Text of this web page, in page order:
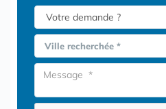
Ville recherchée *